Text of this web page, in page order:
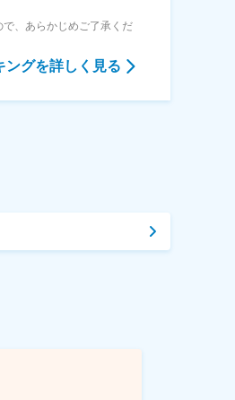
、あらかじめご了承くだ
ングを詳しく見る